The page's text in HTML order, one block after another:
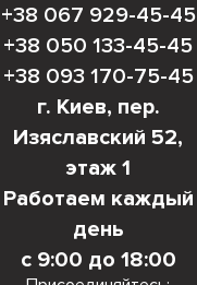
+38 067 929-45-45
+38 050 133-45-45
+38 093 170-75-45
г. Киев, пер.
Изяславский 52,
этаж 1
Работаем каждый
день
с 9:00 до 18:00